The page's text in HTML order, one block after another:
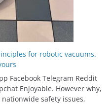
for robotic vacuums.
Facebook Telegram Reddit
Enjoyable. However why,
safety issues,